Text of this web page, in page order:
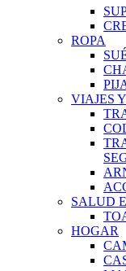
ROPA
VIAJES
SALUD
HOGAR